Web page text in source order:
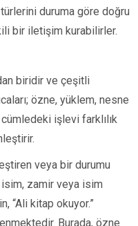
duruma göre doğru
bir iletişim kurabilirler.
biridir ve çeşitli
özne, yüklem, nesne
işlevi farklılık
veya bir durumu
zamir veya isim
“Ali kitap okuyor.”
Burada, özne